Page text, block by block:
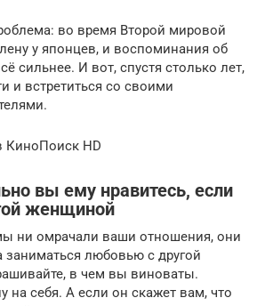
во время Второй мировой
у японцев, и воспоминания об
сильнее. И вот, спустя столько лет,
и встретиться со своими
КиноПоиск HD
вы ему нравитесь, если
женщиной
ни омрачали ваши отношения, они
заниматься любовью с другой
в чем вы виноваты.
на себя. А если он скажет вам, что